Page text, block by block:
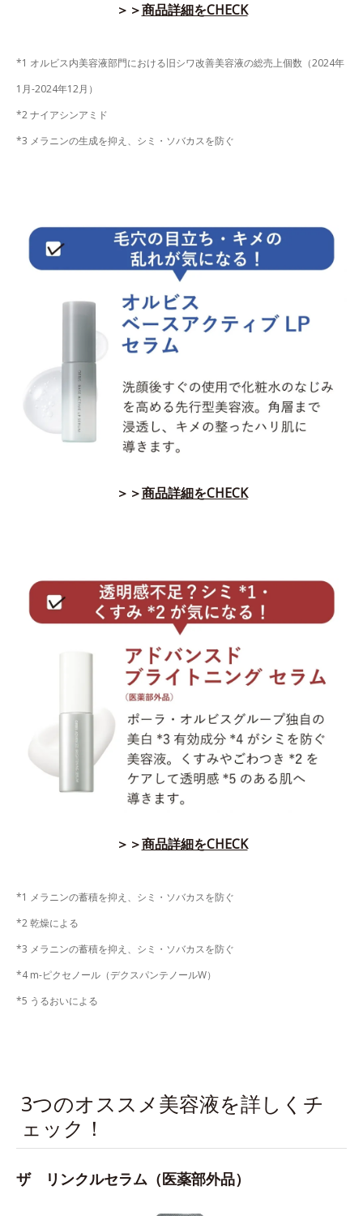
＞＞商品詳細をCHECK
*1 オルビス内美容液部門における旧シワ改善美容液の総売上個数（2024年
1月-2024年12月）
*2 ナイアシンアミド
*3 メラニンの生成を抑え、シミ・ソバカスを防ぐ
＞＞商品詳細をCHECK
＞＞商品詳細をCHECK
*1 メラニンの蓄積を抑え、シミ・ソバカスを防ぐ
*2 乾燥による
*3 メラニンの蓄積を抑え、シミ・ソバカスを防ぐ
*4 m-ピクセノール（デクスパンテノールW）
*5 うるおいによる
3つのオススメ美容液を詳しくチ
ェック！
ザ リンクルセラム（医薬部外品）